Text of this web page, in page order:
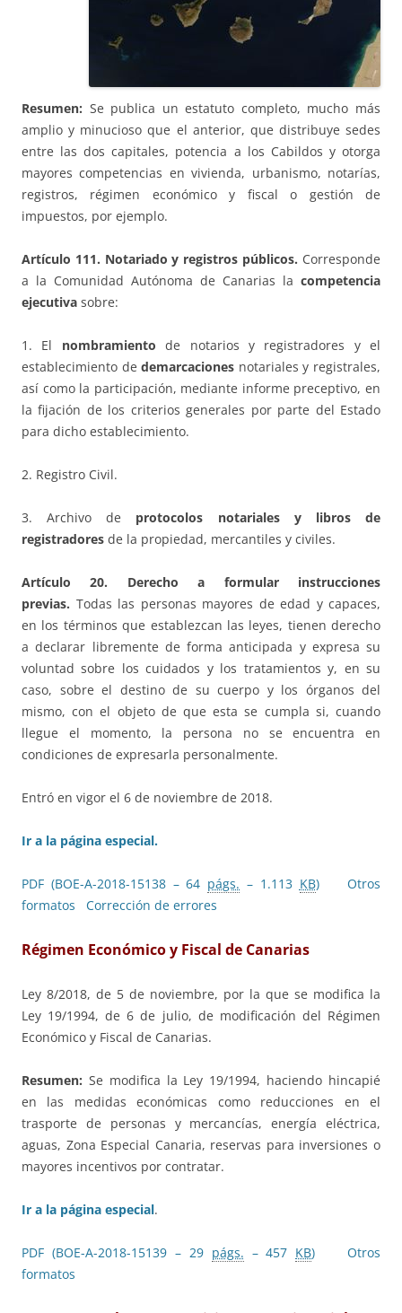
Resumen: Se publica un estatuto completo, mucho más
amplio y minucioso que el anterior, que distribuye sedes
entre las dos capitales, potencia a los Cabildos y otorga
mayores competencias en vivienda, urbanismo, notarías,
registros, régimen económico y fiscal o gestión de
impuestos, por ejemplo.
Artículo 111. Notariado y registros públicos. Corresponde
a la Comunidad Autónoma de Canarias la competencia
ejecutiva sobre:
1. El nombramiento de notarios y registradores y el
establecimiento dedemarcaciones notariales y registrales,
así como la participación, mediante informe preceptivo, en
la fijación de los criterios generales por parte del Estado
para dicho establecimiento.
2. Registro Civil.
3. Archivo de protocolos notariales y libros de
registradores de la propiedad, mercantiles y civiles.
Artículo 20. Derecho a formular instrucciones
previas. Todas las personas mayores de edad y capaces,
en los términos que establezcan las leyes, tienen derecho
a declarar libremente de forma anticipada y expresa su
voluntad sobre los cuidados y los tratamientos y, en su
caso, sobre el destino de su cuerpo y los órganos del
mismo, con el objeto de que esta se cumpla si, cuando
llegue el momento, la persona no se encuentra en
condiciones de expresarla personalmente.
Entró en vigor el 6 de noviembre de 2018.
Ir a la página especial.
PDF (BOE-A-2018-15138 – 64 págs. – 1.113 KB)
Otros
formatos
Corrección de errores
Régimen Económico y Fiscal de Canarias
Ley 8/2018, de 5 de noviembre, por la que se modifica la
Ley 19/1994, de 6 de julio, de modificación del Régimen
Económico y Fiscal de Canarias.
Resumen: Se modifica la Ley 19/1994, haciendo hincapié
en las medidas económicas como reducciones en el
trasporte de personas y mercancías, energía eléctrica,
aguas, Zona Especial Canaria, reservas para inversiones o
mayores incentivos por contratar.
Ir a la página especial.
PDF (BOE-A-2018-15139 – 29 págs. – 457 KB)
Otros
formatos